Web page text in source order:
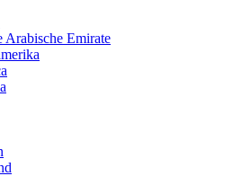
Arabische Emirate